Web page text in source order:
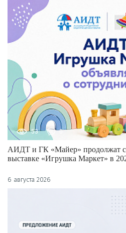
53 0
АИДТ и ГК «Майер» продолжат
выставке «Игрушка Маркет» в
6 августа 2026